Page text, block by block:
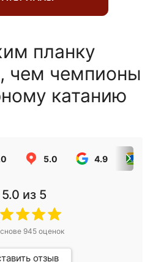
планку
чем чемпионы
катанию
5.0 4.9
5.0 из 5
945оценок
отзыв